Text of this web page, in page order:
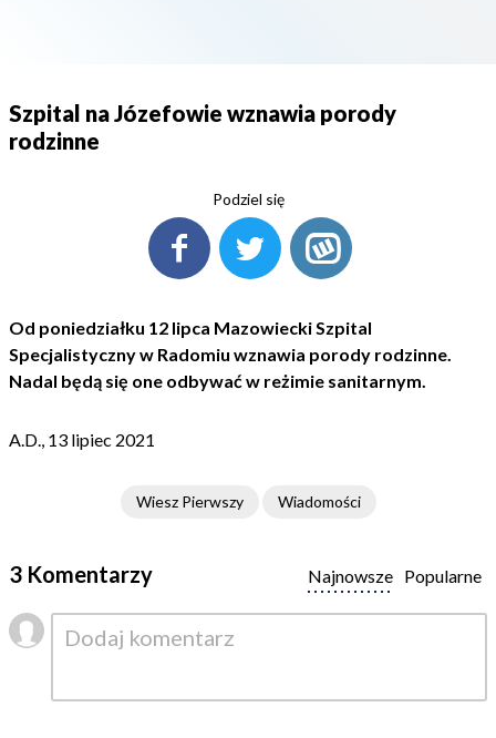
Szpital na Józefowie wznawia porody
rodzinne
Podziel się
Od poniedziałku 12 lipca Mazowiecki Szpital
Specjalistyczny w Radomiu wznawia porody rodzinne.
Nadal będą się one odbywać w reżimie sanitarnym.
A.D., 13 lipiec 2021
Wiesz Pierwszy Wiadomości
3 Komentarzy Popularne
Najnowsze